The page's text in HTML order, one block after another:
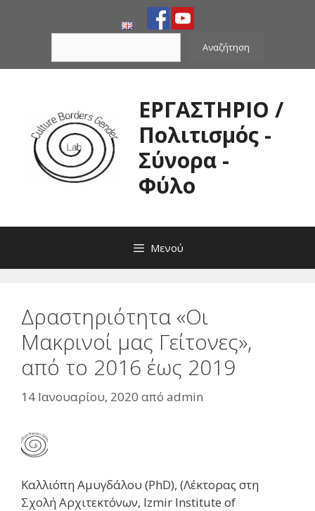
Αναζήτηση
ΕΡΓΑΣΤΗΡΙΟ /
Πολιτισμός -
Σύνορα -
Φύλο
Μενού
Δραστηριότητα «Οι
Μακρινοί μας Γείτονες»,
από το 2016 έως 2019
14 Ιανουαρίου, 2020 από admin
Καλλιόπη Αμυγδάλου (PhD), (Λέκτορας στη
Σχολή Αρχιτεκτόνων, Izmir Institute of